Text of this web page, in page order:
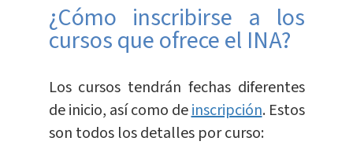
¿Cómo inscribirse a los
cursos que ofrece el INA?
Los cursos tendrán fechas diferentes
de inicio, así como deinscripción. Estos
son todos los detalles por curso: